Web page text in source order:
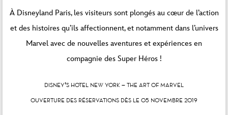
À Disneyland Paris, les visiteurs sont plongés au cœur de l’action
et des histoires qu’ils affectionnent, et notamment dans l’univers
Marvel avec de nouvelles aventures et expériences en
compagnie des Super Héros !
DISNEY’S HOTEL NEW YORK – THE ART OF MARVEL
OUVERTURE DES RÉSERVATIONS DÈS LE 05 NOVEMBRE 2019